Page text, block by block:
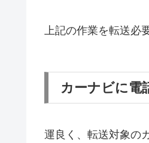
上記の作業を転送必
カーナビに電
運良く、転送対象の